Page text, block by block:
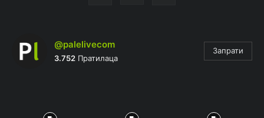
@palelivecom
3.752 Пратилаца
Запрати